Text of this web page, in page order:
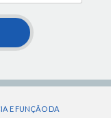
E FUNÇÃO DA